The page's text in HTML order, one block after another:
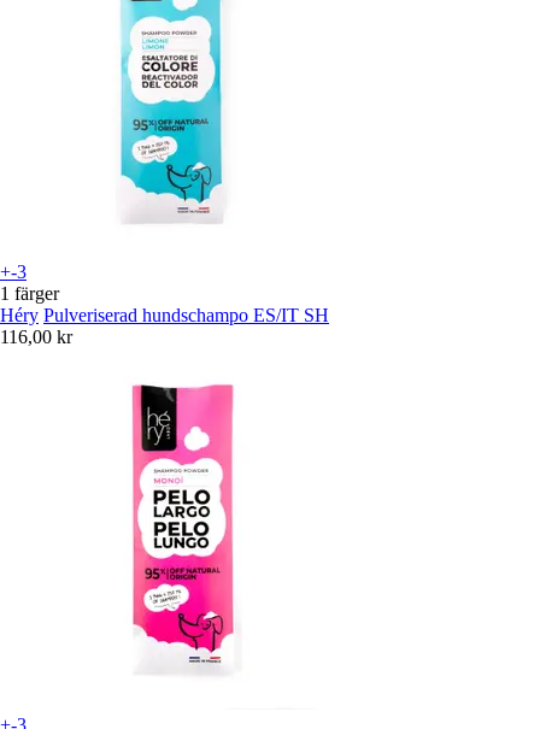
+-3
1 färger
Héry Pulveriserad hundschampo ES/IT SH
116,00 kr
+-3